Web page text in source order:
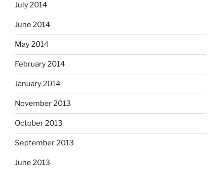
July 2014
June 2014
May 2014
February 2014
January 2014
November 2013
October 2013
September 2013
June 2013